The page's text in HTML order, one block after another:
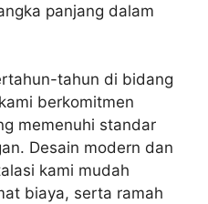
panjang dalam
tahun di bidang
berkomitmen
memenuhi standar
Desain modern dan
kami mudah
biaya, serta ramah